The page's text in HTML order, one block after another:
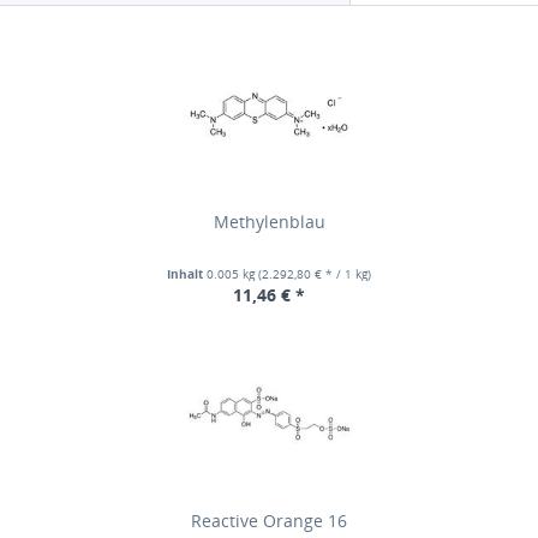
Methylenblau
Inhalt 0.005 kg(2.292,80 € * / 1 kg)
11,46 € *
Reactive Orange 16